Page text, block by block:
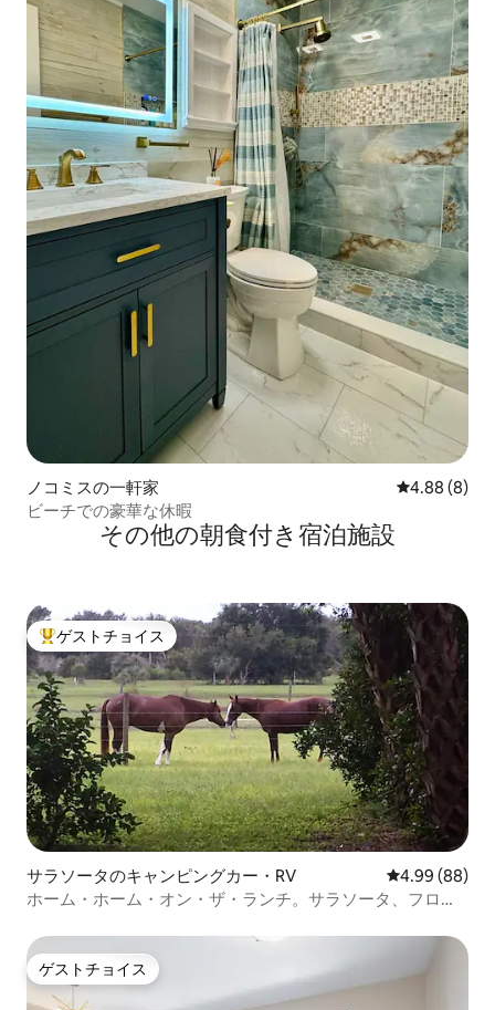
ノコミスの一軒家 レビュー8件
4.88 (8)
ビーチでの豪華な休暇
その他の朝食付き宿泊施設
大好評のゲストチョイスです。
ゲストチョイス
サラソータのキャンピングカー・RV レビュー88件
4.99 (88)
ホーム・ホーム・オン・ザ・ランチ。サラソータ、フロリ
ゲストチョイス
ゲストチョイス